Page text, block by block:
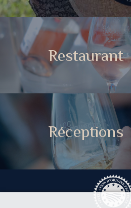
Restaurant
Réceptions